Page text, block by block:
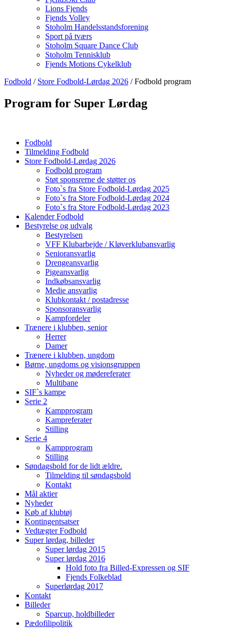
Lions Fjends
Fjends Volley
Stoholm Handelsstandsforening
Sport på tværs
Stoholm Square Dance Club
Stoholm Tennisklub
Fjends Motions Cykelklub
Fodbold / Store Fodbold-Lørdag 2026 / Fodbold program
Program for Super Lørdag
Fodbold
Tilmelding Fodbold
Store Fodbold-Lørdag 2026
Fodbold program
Støt sponsrerne de støtter os
Foto`s fra Store Fodbold-Lørdag 2025
Foto`s fra Store Fodbold-Lørdag 2024
Foto`s fra Store Fodbold-Lørdag 2023
Kalender Fodbold
Bestyrelse og udvalg
Bestyrelsen
VFF Klubarbejde / Kløverklubansvarlig
Senioransvarlig
Drengeansvarlig
Pigeansvarlig
Indkøbsansvarlig
Medie ansvarlig
Klubkontakt / postadresse
Sponsoransvarlig
Kampfordeler
Trænere i klubben, senior
Herrer
Damer
Trænere i klubben, ungdom
Børne, ungdoms og visionsgruppen
Nyheder og mødereferater
Multibane
SIF`s kampe
Serie 2
Kampprogram
Kampreferater
Stilling
Serie 4
Kampprogram
Stilling
Søndagsbold for de lidt ældre.
Tilmelding til søndagsbold
Kontakt
Mål aktier
Nyheder
Køb af klubtøj
Kontingentsatser
Vedtægter Fodbold
Super lørdag, billeder
Super lørdag 2015
Super lørdag 2016
Hold foto fra Billed-Expressen og SIF
Fjends Folkeblad
Superlørdag 2017
Kontakt
Billeder
Sparcup, holdbilleder
Pædofilipolitik